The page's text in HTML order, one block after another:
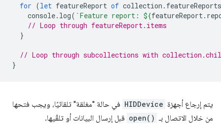
for (let featureReport of collection . featureReports
console. log( `Feature report: ${featureReport.
// Loop through featureReport.items
}
// Loop through subcollections with
}
يتم إرجاع أجهزة HIDDevice في حالة "مغلقة" تلقائيًا، ويجب فتحها
من خلال الاتصال بـ open() قبل إرسال البيانات أو تلقّيها.